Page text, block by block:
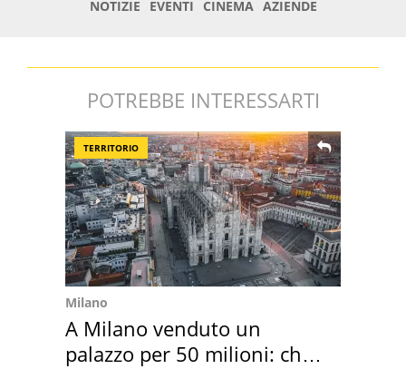
POTREBBE INTERESSARTI
TERRITORIO
Milano
A Milano venduto un
palazzo per 50 milioni: chi